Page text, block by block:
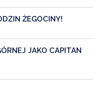
ŻEGOCINY!
JAKO CAPITAN